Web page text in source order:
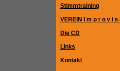
Stimmtraining
VEREIN I m p r o v i s
Die CD
Links
Kontakt